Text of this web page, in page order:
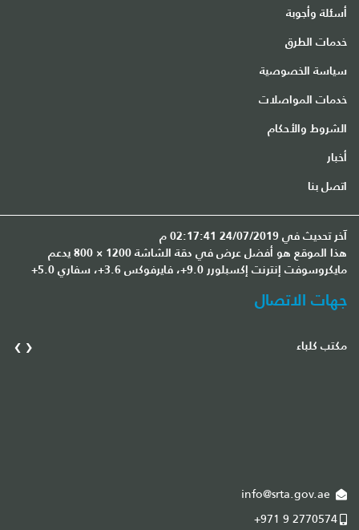
أسئلة وأجوبة
خدمات الطرق
سياسة الخصوصية
خدمات المواصلات
الشروط والأحكام
أخبار
اتصل بنا
آخر تحديث في 24/07/2019 02:17:41 م
هذا الموقع هو أفضل عرض في دقة الشاشة 1200 × 800 يدعم
مايكروسوفت إنترنت إكسبلورر 9.0+، فايرفوكس 3.6+، سفاري 5.0+
جهات الاتصال
مكتب كلباء
info@srta.gov.ae
+971 9 2770574
‹
›